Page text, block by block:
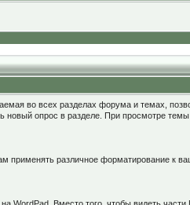
во всех разделах форума и темах,
опрос в разделе. При просмотре
применять различное форматирование